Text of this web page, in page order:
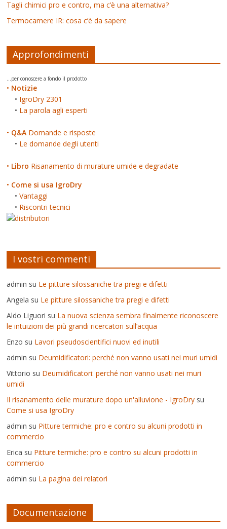
Tagli chimici pro e contro, ma c’è una alternativa?
Termocamere IR: cosa c’è da sapere
Approfondimenti
...per conoscere a fondo il prodotto
• Notizie
• IgroDry 2301
• La parola agli esperti
• Q&A Domande e risposte
• Le domande degli utenti
• Libro Risanamento di murature umide e degradate
• Come si usa IgroDry
•Vantaggi
• Riscontri tecnici
I vostri commenti
admin su Le pitture silossaniche tra pregi e difetti
Angela su Le pitture silossaniche tra pregi e difetti
Aldo Liguori su La nuova scienza sembra finalmente riconoscere
le intuizioni dei più grandi ricercatori sull’acqua
Enzo su Lavori pseudoscientifici nuovi ed inutili
admin su Deumidificatori: perché non vanno usati nei muri umidi
Vittorio su Deumidificatori: perché non vanno usati nei muri
umidi
Il risanamento delle murature dopo un'alluvione - IgroDry su
Come si usa IgroDry
admin su Pitture termiche: pro e contro su alcuni prodotti in
commercio
Erica su Pitture termiche: pro e contro su alcuni prodotti in
commercio
admin su La pagina dei relatori
Documentazione